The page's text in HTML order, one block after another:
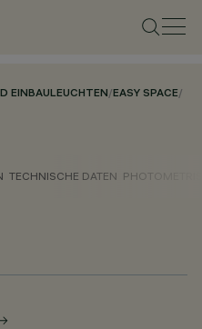
EINBAULEUCHTEN/EASY SPACE/
TECHNISCHE DATEN